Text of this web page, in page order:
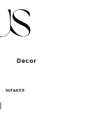
Decor
. Infantil